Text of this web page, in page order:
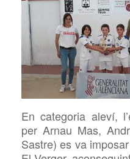
En categoria aleví,
per Arnau Mas,
Sastre) es va